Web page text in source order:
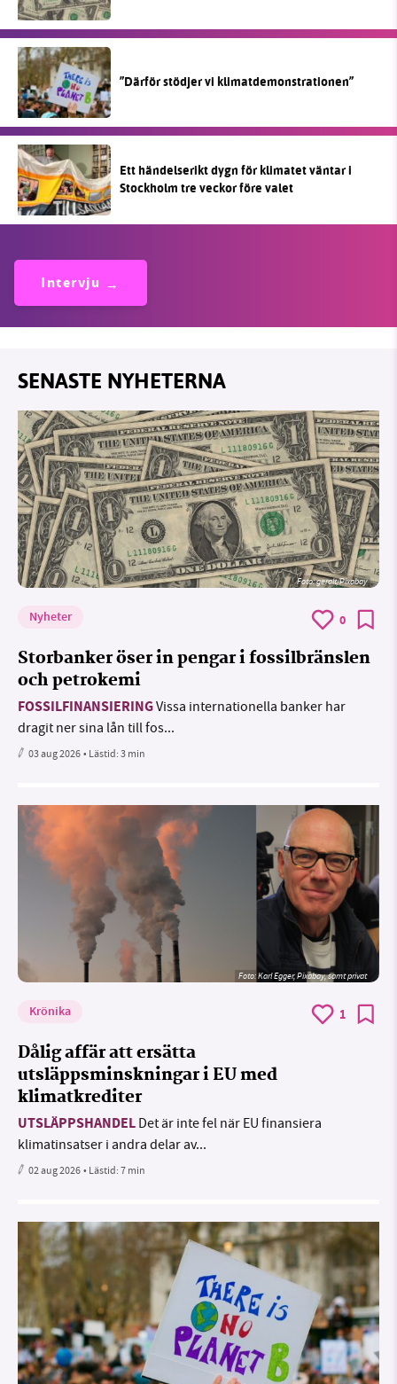
”Därför stödjer vi klimatdemonstrationen”
Ett händelserikt dygn för klimatet väntar i
Stockholm tre veckor före valet
Intervju
SENASTE NYHETERNA
Foto:geralt/Pixabay
Nyheter 0
Storbanker öser in pengar i fossilbränslen
och petrokemi
FOSSILFINANSIERINGVissa internationella banker har
dragit ner sina lån till fos...
03 aug 2026• Lästid:3 min
Foto:Karl Egger, Pixabay, samt privat
Krönika 1
Dålig affär att ersätta
utsläppsminskningar i EU med
klimatkrediter
UTSLÄPPSHANDEL Det är inte fel när EU finansiera
klimatinsatser i andra delar av...
02 aug 2026• Lästid:7 min